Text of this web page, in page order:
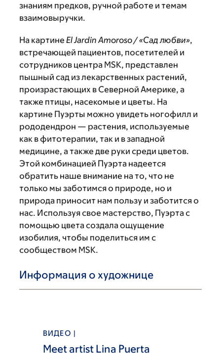
знаниям предков, ручной работе и темам
взаимовыручки.
На картине El Jardin Amoroso / «Сад любви»,
встречающей пациентов, посетителей и
сотрудников центра MSK, представлен
пышный сад из лекарственных растений,
произрастающих в Северной Америке, а
также птицы, насекомые и цветы. На
картине Пуэрты можно увидеть ногофилл и
рододендрон — растения, используемые
как в фитотерапии, так и в западной
медицине, а также две руки среди цветов.
Этой комбинацией Пуэрта надеется
обратить наше внимание на то, что не
только мы заботимся о природе, но и
природа приносит нам пользу и заботится о
нас. Используя свое мастерство, Пуэрта с
помощью цвета создала ощущение
изобилия, чтобы поделиться им с
сообществом MSK.
Информация о художнице
ВИДЕО |
Meet artist Lina Puerta